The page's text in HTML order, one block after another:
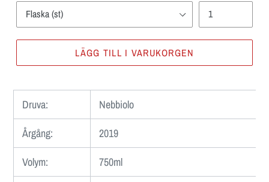
LÄGG TILL I VARUKORGEN
till
produkten
i
din
Druva:
Nebbiolo
Årgång:
2019
Volym:
750ml